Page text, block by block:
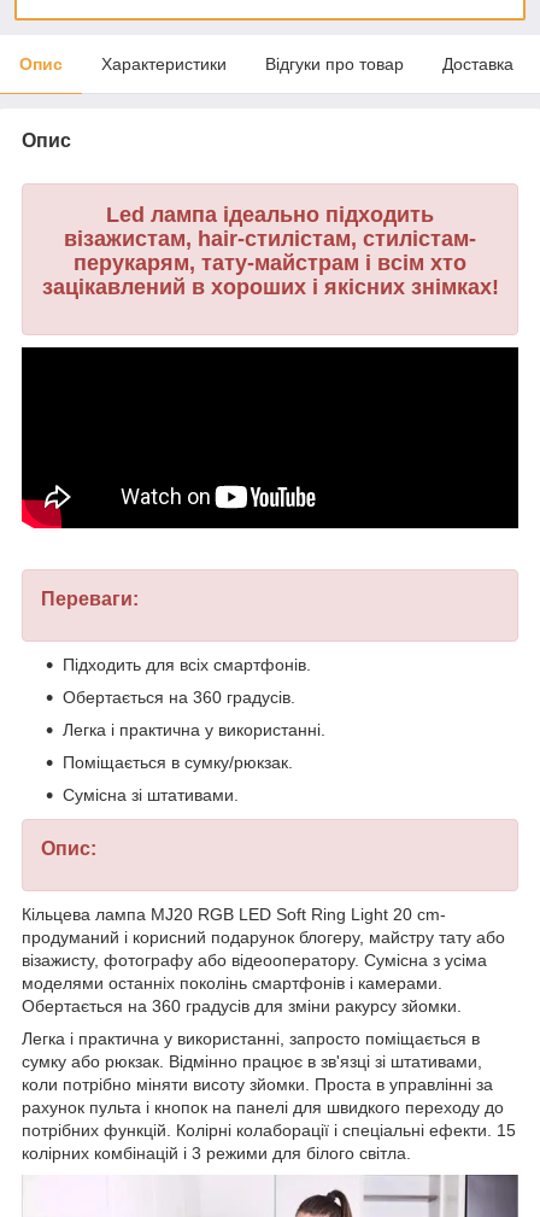
Опис Характеристики Відгуки про товар Доставка
Опис
Led лампа ідеально підходить
візажистам, hair-стилістам, стилістам-
перукарям, тату-майстрам і всім хто
зацікавлений в хороших і якісних знімках!
Переваги:
Підходить для всіх смартфонів.
Обертається на 360 градусів.
Легка і практична у використанні.
Поміщається в сумку/рюкзак.
Сумісна зі штативами.
Опис:
Кільцева лампа MJ20 RGB LED Soft Ring Light 20 cm-
продуманий і корисний подарунок блогеру, майстру тату або
візажисту, фотографу або відеооператору. Сумісна з усіма
моделями останніх поколінь смартфонів і камерами.
Обертається на 360 градусів для зміни ракурсу зйомки.
Легка і практична у використанні, запросто поміщається в
сумку або рюкзак. Відмінно працює в зв'язці зі штативами,
коли потрібно міняти висоту зйомки. Проста в управлінні за
рахунок пульта і кнопок на панелі для швидкого переходу до
потрібних функцій. Колірні колаборації і спеціальні ефекти. 15
колірних комбінацій і 3 режими для білого світла.